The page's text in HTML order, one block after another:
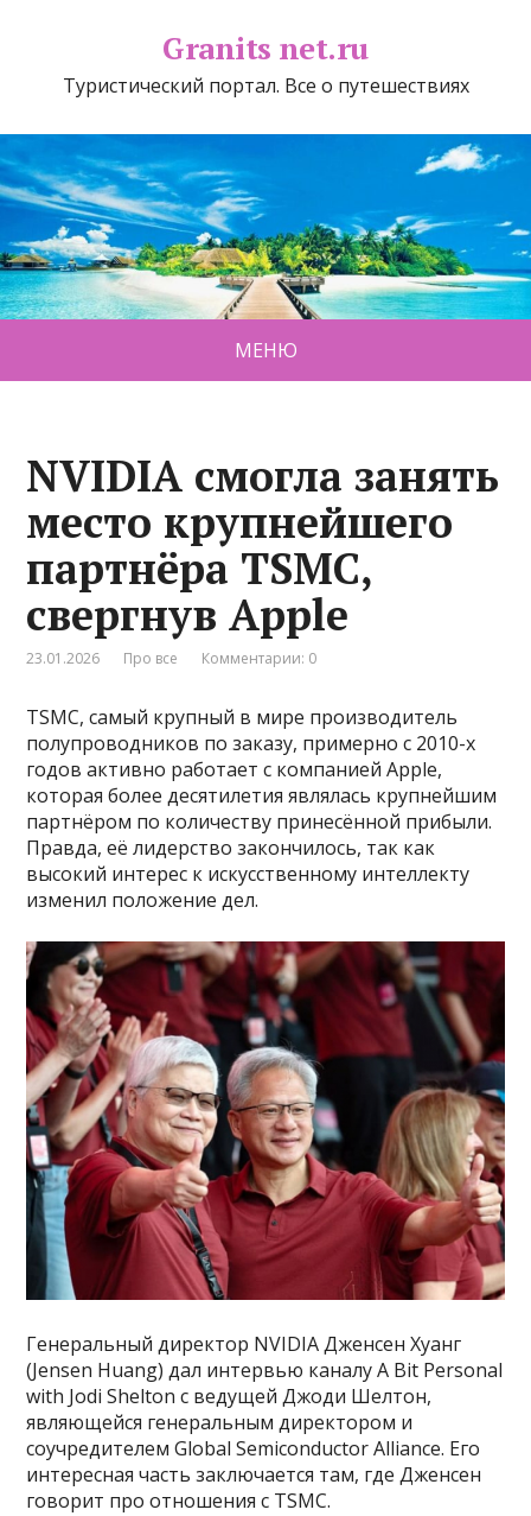
Granits net.ru
Туристический портал. Все о путешествиях
МЕНЮ
NVIDIA смогла занять
место крупнейшего
партнёра TSMC,
свергнув Apple
23.01.2026 Про все Комментарии: 0
TSMC, самый крупный в мире производитель
полупроводников по заказу, примерно с 2010-х
годов активно работает с компанией Apple,
которая более десятилетия являлась крупнейшим
партнёром по количеству принесённой прибыли.
Правда, её лидерство закончилось, так как
высокий интерес к искусственному интеллекту
изменил положение дел.
Генеральный директор NVIDIA Дженсен Хуанг
(Jensen Huang) дал интервью каналу A Bit Personal
with Jodi Shelton с ведущей Джоди Шелтон,
являющейся генеральным директором и
соучредителем Global Semiconductor Alliance. Его
интересная часть заключается там, где Дженсен
говорит про отношения с TSMC.